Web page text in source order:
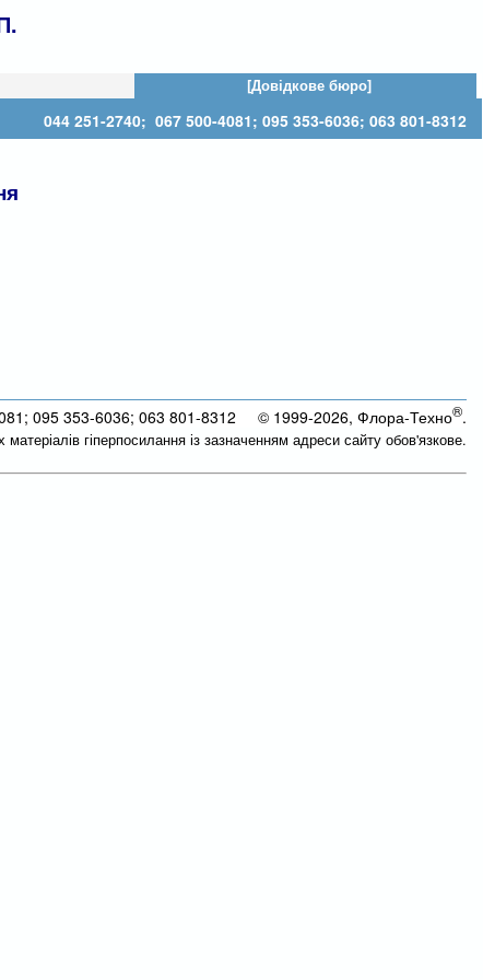
[Довідкове бюро]
044 251-2740; 067 500-4081; 095 353-6036; 063 801-8312
095 353-6036; 063 801-8312 © 1999-2026, Флора-Техно®.
матеріалів гіперпосилання із зазначенням адреси сайту обов'язкове.